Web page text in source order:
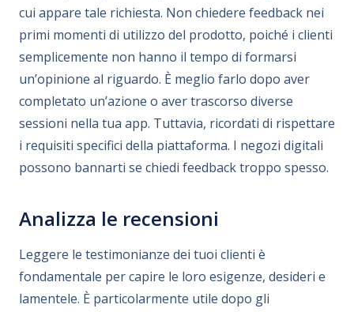
cui appare tale richiesta. Non chiedere feedback nei
primi momenti di utilizzo del prodotto, poiché i clienti
semplicemente non hanno il tempo di formarsi
un’opinione al riguardo. È meglio farlo dopo aver
completato un’azione o aver trascorso diverse
sessioni nella tua app. Tuttavia, ricordati di rispettare
i requisiti specifici della piattaforma. I negozi digitali
possono bannarti se chiedi feedback troppo spesso.
Analizza le recensioni
Leggere le testimonianze dei tuoi clienti è
fondamentale per capire le loro esigenze, desideri e
lamentele. È particolarmente utile dopo gli